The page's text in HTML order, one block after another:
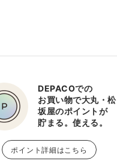
DEPACOでの
お買い物で大丸・松
坂屋のポイントが
貯まる。使える。
ポイント詳細はこちら